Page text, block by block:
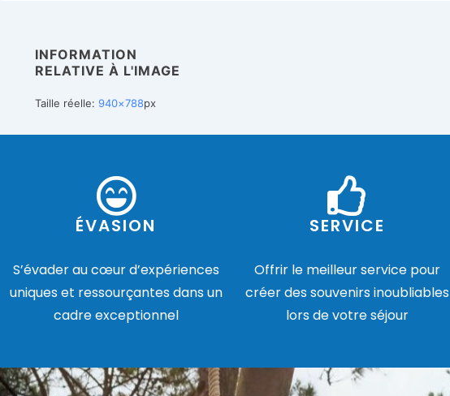
INFORMATION
RELATIVE À L'IMAGE
Taille réelle: 940×788px
ÉVASION
S’évader au cœur d’expériences
uniques et ressourçantes dans un
cadre exceptionnel
SERVICE
Offrir le meilleur service pour
créer des souvenirs inoubliables
lors de votre séjour